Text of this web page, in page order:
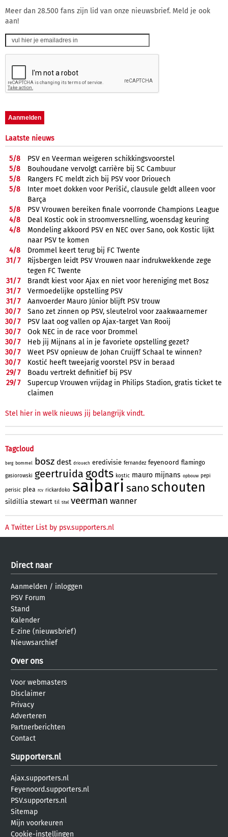
Meer dan 28.500 fans zijn lid van onze nieuwsbrief. Meld je ook
aan!
Laatste nieuws
5/8
PSV en Veerman weigeren schikkingsvoorstel
5/8
Bouhoudane vervolgt carrière bij SC Cambuur
5/8
Rangers FC meldt zich bij PSV voor Driouech
5/8
Inter moet dokken voor Perišić, clausule geldt alleen voor
Barça
5/8
PSV Vrouwen bereiken finale voorronde Champions League
4/8
Deal Kostic ook in stroomversnelling, woensdag keuring
4/8
Mondeling akkoord PSV en NEC over Sano, ook Kostic lijkt
naar PSV te komen
4/8
Drommel keert terug bij FC Twente
31/7
Rijsbergen leidt PSV Vrouwen naar indrukwekkende zege
tegen FC Twente
31/7
Brandt kiest voor Ajax en niet voor hereniging met Bosz
31/7
Vermoedelijke opstelling PSV
31/7
Aanvoerder Mauro Júnior blijft PSV trouw
30/7
Sano zet zinnen op PSV, sleutelrol voor zaakwaarnemer
30/7
PSV laat oog vallen op Ajax-target Van Rooij
30/7
Ook NEC in de race voor Drommel
30/7
Heb jij Mijnans al in je favoriete opstelling gezet?
30/7
Weet PSV opnieuw de Johan Cruijff Schaal te winnen?
30/7
Kostić heeft tweejarig voorstel PSV in beraad
29/7
Boadu vertrekt definitief bij PSV
29/7
Supercup Vrouwen vrijdag in Philips Stadion, gratis ticket te
claimen
Stel hier in welk nieuws jij belangrijk vindt.
Tagcloud
berg bommel bosz dest driouech eredivisie fernandez feyenoord flamingo
gasiorowski geertruida godts kostic mauro mijnans opbouw pepi
perisic plea rcv rickardoko saibari sanoschouten
sildillia stewart til titel veerman wanner
A Twitter List by psv.supporters.nl
Direct naar
Aanmelden / inloggen
PSV Forum
Stand
Kalender
E-zine (nieuwsbrief)
Nieuwsarchief
Over ons
Voor webmasters
Disclaimer
Privacy
Adverteren
Partnerberichten
Contact
Supporters.nl
Ajax.supporters.nl
Feyenoord.supporters.nl
PSV.supporters.nl
Sitemap
Mijn voorkeuren
Cookie-instellingen